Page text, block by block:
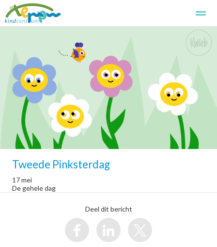
Home Zoeken Pagina's
Tweede Pinksterdag
17 mei
De gehele dag
Deel dit bericht